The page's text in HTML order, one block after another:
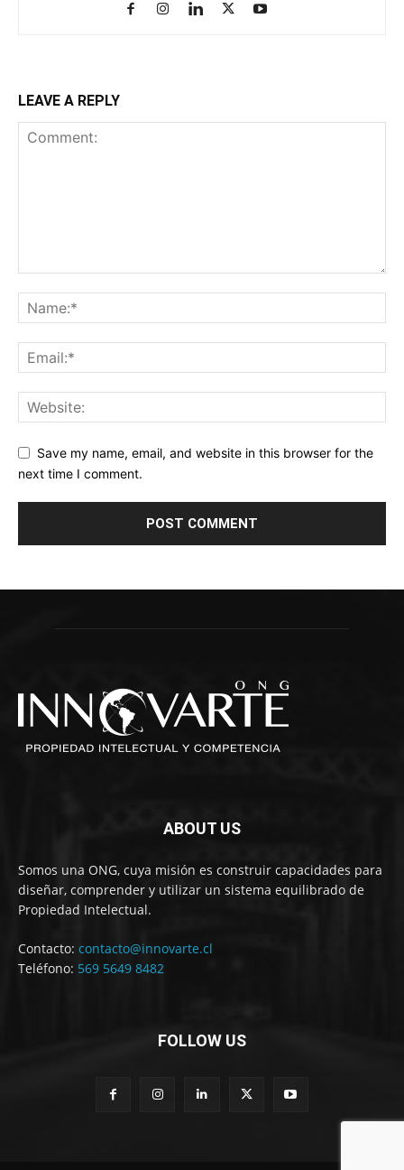
LEAVE A REPLY
Save my name, email, and website in this browser for the
next time I comment.
ABOUT US
Somos una ONG, cuya misión es construir capacidades para
diseñar, comprender y utilizar un sistema equilibrado de
Propiedad Intelectual.
Contacto: contacto@innovarte.cl
Teléfono: 569 5649 8482
FOLLOW US